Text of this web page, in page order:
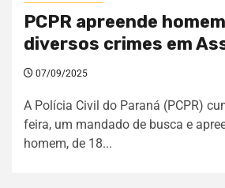
PCPR apreende
diversos crimes em
07/09/2025
A Polícia Civil do Paraná (PCPR)
feira, um mandado de busca e
homem, de 18...